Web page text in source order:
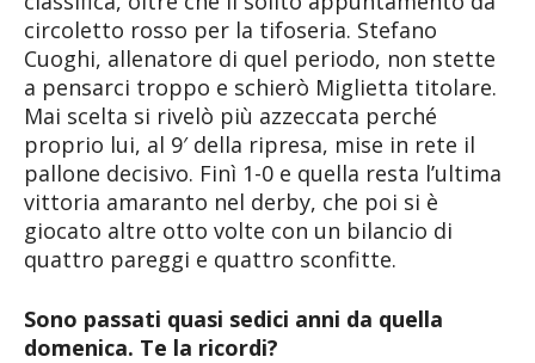
circoletto rosso per la tifoseria. Stefano
Cuoghi, allenatore di quel periodo, non stette
a pensarci troppo e schierò Miglietta titolare.
Mai scelta si rivelò più azzeccata perché
proprio lui, al 9′ della ripresa, mise in rete il
pallone decisivo. Finì 1-0 e quella resta l’ultima
vittoria amaranto nel derby, che poi si è
giocato altre otto volte con un bilancio di
quattro pareggi e quattro sconfitte.
Sono passati quasi sedici anni da quella
domenica. Te la ricordi?